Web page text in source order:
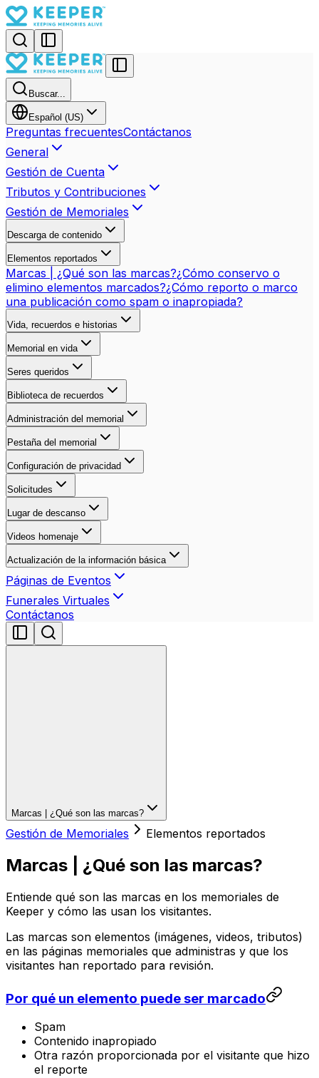
Buscar...
Español (US)
Preguntas frecuentesContáctanos
General
Gestión de Cuenta
Tributos y Contribuciones
Gestión de Memoriales
Descarga de contenido
Elementos reportados
Marcas | ¿Qué son las marcas?¿Cómo conservo o
elimino elementos marcados?¿Cómo reporto o marco
una publicación como spam o inapropiada?
Vida, recuerdos e historias
Memorial en vida
Seres queridos
Biblioteca de recuerdos
Administración del memorial
Pestaña del memorial
Configuración de privacidad
Solicitudes
Lugar de descanso
Videos homenaje
Actualización de la información básica
Páginas de Eventos
Funerales Virtuales
Contáctanos
Marcas | ¿Qué son las marcas?
Gestión de Memoriales Elementos reportados
Marcas | ¿Qué son las marcas?
Entiende qué son las marcas en los memoriales de
Keeper y cómo las usan los visitantes.
Las marcas son elementos (imágenes, videos, tributos)
en las páginas memoriales que administras y que los
visitantes han reportado para revisión.
Por qué un elemento puede ser marcado
Spam
Contenido inapropiado
Otra razón proporcionada por el visitante que hizo
el reporte